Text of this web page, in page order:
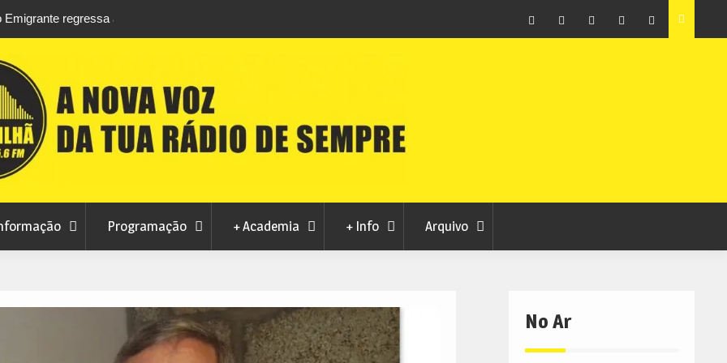
a 14 de
para fase final sem risco de penalizações
Centum Cellas entra na fase decisiva das Novas 7
Maravilhas de Portugal
Programação + Academia + Info Arquivo
No Ar